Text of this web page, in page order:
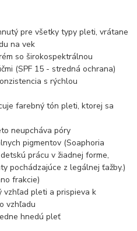
pre všetky typy pleti, vrátane
na vek
so širokospektrálnou
(SPF 15 - stredná ochrana)
s rýchlou
farebný tón pleti, ktorej sa
neupcháva póry
pigmentov (Soaphoria
prácu v žiadnej forme,
pochádzajúce z legálnej ťažby.)
frakcie)
vzhľad pleti a prispieva k
vzhľadu
hnedú pleť